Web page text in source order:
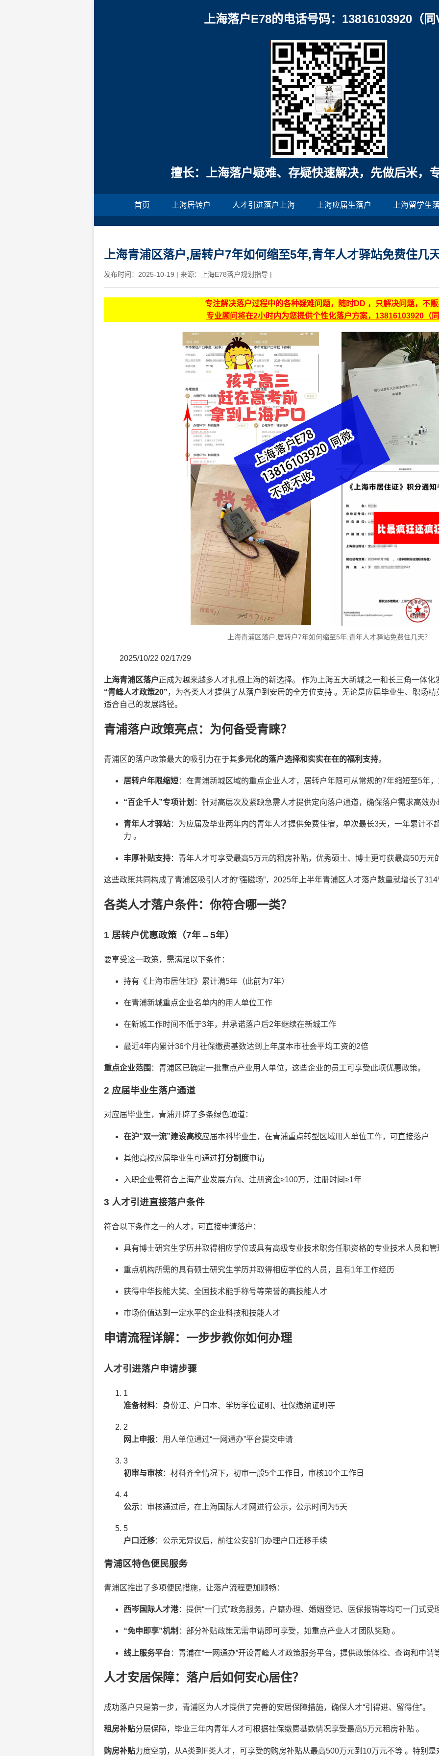
上海落户E78的电话号码：13816103920（同
擅长：上海落户疑难、存疑快速解决，先做后米，
首页 上海居转户 人才引进落户上海 上海应届生落户 上海留学生
上海青浦区落户,居转户7年如何缩至5年,青年人才驿站免费住几
发布时间：2025-10-19 | 来源：上海E78落户规划指导 |
专注解决落户过程中的各种疑难问题，随时DD ，只解决问题，不
专业顾问将在2小时内为您提供个性化落户方案，13816103920（
上海青浦区落户,居转户7年如何缩至5年,青年人才驿站免费住几天？
2025/10/22 02/17/29
上海青浦区落户正成为越来越多人才扎根上海的新选择。 作为上海五大新城之一和长三角一体
“青峰人才政策20”，为各类人才提供了从落户到安居的全方位支持 。无论是应届毕业生、职场
适合自己的发展路径。
青浦落户政策亮点：为何备受青睐？
青浦区的落户政策最大的吸引力在于其多元化的落户选择和实实在在的福利支持。
居转户年限缩短：在青浦新城区域的重点企业人才，居转户年限可从常规的7年缩短至5年
“百企千人”专项计划 ：针对高层次及紧缺急需人才提供定向落户通道，确保落户需求高效办
青年人才驿站：为应届及毕业两年内的青年人才提供免费住宿，单次最长3天，一年累计不
力 。
丰厚补贴支持：青年人才可享受最高5万元的租房补贴，优秀硕士、博士更可获最高50万元
这些政策共同构成了青浦区吸引人才的“强磁场”，2025年上半年青浦区人才落户数量就增长了
各类人才落户条件：你符合哪一类？
1 居转户优惠政策（7年→5年）
要享受这一政策，需满足以下条件：
持有《上海市居住证》累计满5年（此前为7年）
在青浦新城重点企业名单内的用人单位工作
在新城工作时间不低于3年，并承诺落户后2年继续在新城工作
最近4年内累计36个月社保缴费基数达到上年度本市社会平均工资的2倍
重点企业范围 ：青浦区已确定一批重点产业用人单位，这些企业的员工可享受此项优惠政策。
2 应届毕业生落户通道
对应届毕业生，青浦开辟了多条绿色通道：
在沪“双一流”建设高校应届本科毕业生，在青浦重点转型区域用人单位工作，可直接落户
其他高校应届毕业生可通过打分制度申请
入职企业需符合上海产业发展方向、注册资金≥100万，注册时间≥1年
3 人才引进直接落户条件
符合以下条件之一的人才，可直接申请落户：
具有博士研究生学历并取得相应学位或具有高级专业技术职务任职资格的专业技术人员和管
重点机构所需的具有硕士研究生学历并取得相应学位的人员，且有1年工作经历
获得中华技能大奖、全国技术能手称号等荣誉的高技能人才
市场价值达到一定水平的企业科技和技能人才
申请流程详解：一步步教你如何办理
人才引进落户申请步骤
1
准备材料：身份证、户口本、学历学位证明、社保缴纳证明等
2
网上申报：用人单位通过“一网通办”平台提交申请
3
初审与审核：材料齐全情况下，初审一般5个工作日，审核10个工作日
4
公示：审核通过后，在上海国际人才网进行公示，公示时间为5天
5
户口迁移：公示无异议后，前往公安部门办理户口迁移手续
青浦区特色便民服务
青浦区推出了多项便民措施，让落户流程更加顺畅：
西岑国际人才港：提供“一门式”政务服务，户籍办理、婚姻登记、医保报销等均可一门式受
“免申即享”机制 ：部分补贴政策无需申请即可享受，如重点产业人才团队奖励 。
线上服务平台：青浦在“一网通办”开设青峰人才政策服务平台，提供政策体检、查询和申请
人才安居保障：落户后如何安心居住？
成功落户只是第一步，青浦区为人才提供了完善的安居保障措施，确保人才“引得进、留得住”。
租房补贴分层保障，毕业三年内青年人才可根据社保缴费基数情况享受最高5万元租房补贴 。
购房补贴力度空前，从A类到F类人才，可享受的购房补贴从最高500万元到10万元不等 。特别